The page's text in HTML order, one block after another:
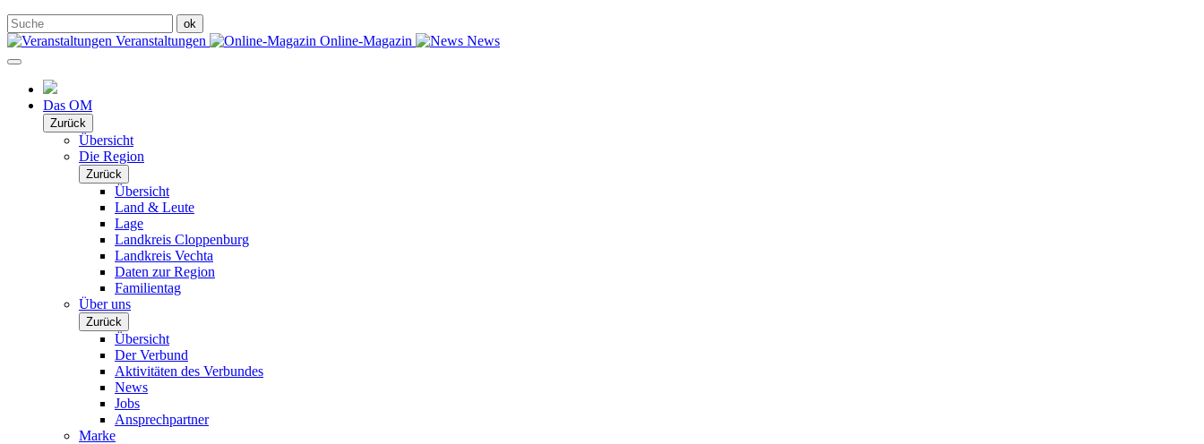
Veranstaltungen Online-Magazin News
Das OM
Zurück
Übersicht
Die Region
Zurück
Übersicht
Land & Leute
Lage
Landkreis Cloppenburg
Landkreis Vechta
Daten zur Region
Familientag
Über uns
Zurück
Übersicht
Der Verbund
Aktivitäten des Verbundes
News
Jobs
Ansprechpartner
Marke